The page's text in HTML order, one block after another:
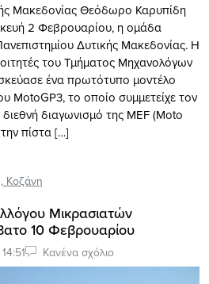
Μακεδονίας Θεόδωρο Καρυπίδη
2 Φεβρουαρίου, η ομάδα
Δυτικής Μακεδονίας. H
του Τμήματος Μηχανολόγων
ένα πρωτότυπο μοντέλο
MotoGP3, το οποίο συμμετείχε τον
διαγωνισμό της MEF (Moto
πίστα […]
, Κοζάνη
Μικρασιατών
10 Φεβρουαρίου
14:51 Κανένα σχόλιο